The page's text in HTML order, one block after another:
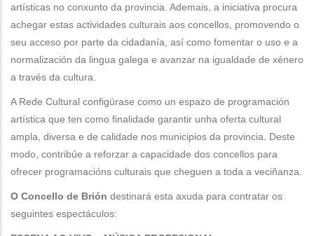
artísticas no conxunto da provincia. Ademais, a iniciativa procura
achegar estas actividades culturais aos concellos, promovendo o
seu acceso por parte da cidadanía, así como fomentar o uso e a
normalización da lingua galega e avanzar na igualdade de xénero
a través da cultura.
A Rede Cultural configúrase como un espazo de programación
artística que ten como finalidade garantir unha oferta cultural
ampla, diversa e de calidade nos municipios da provincia. Deste
modo, contribúe a reforzar a capacidade dos concellos para
ofrecer programacións culturais que cheguen a toda a veciñanza.
O Concello de Brión destinará esta axuda para contratar os
seguintes espectáculos: